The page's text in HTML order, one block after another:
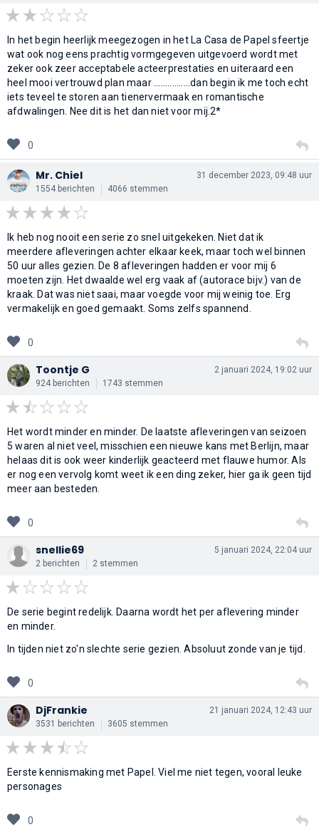
In het begin heerlijk meegezogen in het La Casa de Papel sfeertje
wat ook nog eens prachtig vormgegeven uitgevoerd wordt met
zeker ook zeer acceptabele acteerprestaties en uiteraard een
heel mooi vertrouwd plan maar ................dan begin ik me toch echt
iets teveel te storen aan tienervermaak en romantische
afdwalingen. Nee dit is het dan niet voor mij.2*
0
Mr. Chiel
1554 berichten 4066 stemmen
31 december 2023, 09:48 uur
Ik heb nog nooit een serie zo snel uitgekeken. Niet dat ik
meerdere afleveringen achter elkaar keek, maar toch wel binnen
50 uur alles gezien. De 8 afleveringen hadden er voor mij 6
moeten zijn. Het dwaalde wel erg vaak af (autorace bijv.) van de
kraak. Dat was niet saai, maar voegde voor mij weinig toe. Erg
vermakelijk en goed gemaakt. Soms zelfs spannend.
0
Toontje G
924 berichten 1743 stemmen
2 januari 2024, 19:02 uur
Het wordt minder en minder. De laatste afleveringen van seizoen
5 waren al niet veel, misschien een nieuwe kans met Berlijn, maar
helaas dit is ook weer kinderlijk geacteerd met flauwe humor. Als
er nog een vervolg komt weet ik een ding zeker, hier ga ik geen tijd
meer aan besteden.
0
snellie69
2 berichten 2 stemmen
5 januari 2024, 22:04 uur
De serie begint redelijk. Daarna wordt het per aflevering minder
en minder.
In tijden niet zo'n slechte serie gezien. Absoluut zonde van je tijd.
0
DjFrankie
3531 berichten 3605 stemmen
21 januari 2024, 12:43 uur
Eerste kennismaking met Papel. Viel me niet tegen, vooral leuke
personages
0